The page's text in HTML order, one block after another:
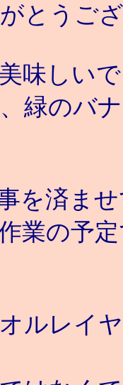
とうご
味しい
緑のバ
を済ませ
業の予
ルレイ